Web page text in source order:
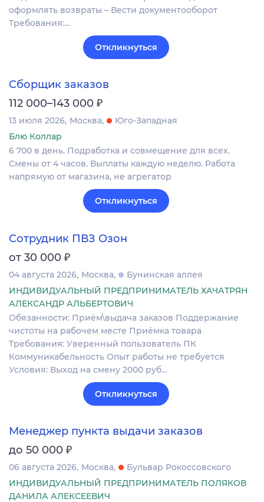
оформлять возвраты – Вести документооборот
Требования:…
Откликнуться
Сборщик заказов
112 000–143 000 ₽
13 июля 2026 Москва
Юго-Западная
Блю Коллар
6 700 в день. Подработка и совмещение для всех.
Смены от 4 часов. Выплаты каждую неделю. Работа
напрямую от магазина, не агрегатор
Откликнуться
Сотрудник ПВЗ Озон
от 30 000 ₽
04 августа 2026 Москва
Бунинская аллея
ИНДИВИДУАЛЬНЫЙ ПРЕДПРИНИМАТЕЛЬ ХАЧАТРЯН
АЛЕКСАНДР АЛЬБЕРТОВИЧ
Обязанности: Приём\выдача заказов Поддержание
чистоты на рабочем месте Приёмка товара
Требования: Уверенный пользователь ПК
Коммуникабельность Опыт работы не требуется
Условия: Выход на смену 2000 руб…
Откликнуться
Менеджер пункта выдачи заказов
до 50 000 ₽
06 августа 2026 Москва
Бульвар Рокоссовского
ИНДИВИДУАЛЬНЫЙ ПРЕДПРИНИМАТЕЛЬ ПОЛЯКОВ
ДАНИЛА АЛЕКСЕЕВИЧ